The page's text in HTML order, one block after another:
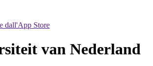
dall'App Store
van Nederland